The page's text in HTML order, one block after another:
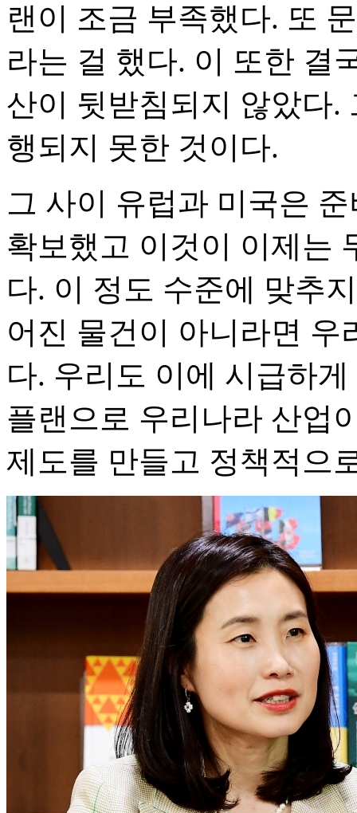
랜이 조금 부족했다. 또
라는 걸 했다. 이 또한 결
산이 뒷받침되지 않았다.
행되지 못한 것이다.
그 사이 유럽과 미국은
확보했고 이것이 이제는
다. 이 정도 수준에 맞추
어진 물건이 아니라면 우
다. 우리도 이에 시급하
플랜으로 우리나라 산업
제도를 만들고 정책적으